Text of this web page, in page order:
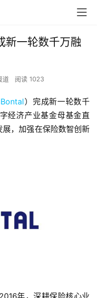
新一轮数千万融
道 阅读 1023
）完成新一轮数千
经济产业基金母基金直
，加强在保险数智创新
年，深耕保险核心业